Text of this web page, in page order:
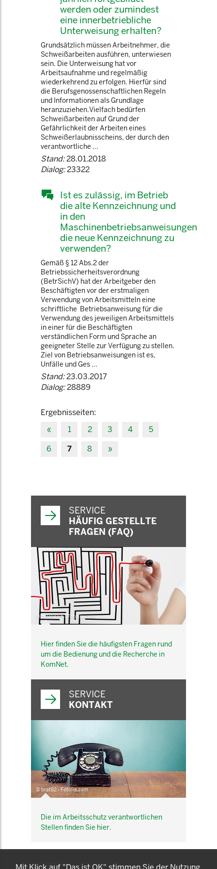
werden oder zumindest
eine innerbetriebliche
Unterweisung erhalten?
Grundsätzlich müssen Arbeitnehmer, die
Schweißarbeiten ausführen, unterwiesen
sein. Die Unterweisung hat vor
Arbeitsaufnahme und regelmäßig
wiederkehrend zu erfolgen. Hierfür sind
die Berufsgenossenschaftlichen Regeln
und Informationen als Grundlage
heranzuziehen.Vielfach bedürfen
Schweißarbeiten auf Grund der
Gefährlichkeit der Arbeiten eines
Schweißerlaubnisscheins, der durch den
verantwortliche ...
Stand:28.01.2018
Dialog:23322
Ist es zulässig, im Betrieb
die alte Kennzeichnung und
in den
Maschinenbetriebsanweisungen
die neue Kennzeichnung zu
verwenden?
Gemäß § 12 Abs.2 der
Betriebssicherheitsverordnung
(BetrSichV) hat der Arbeitgeber den
Beschäftigten vor der erstmaligen
Verwendung von Arbeitsmitteln eine
schriftliche Betriebsanweisung für die
Verwendung des jeweiligen Arbeitsmittels
in einer für die Beschäftigten
verständlichen Form und Sprache an
geeigneter Stelle zur Verfügung zu stellen.
Ziel von Betriebsanweisungen ist es,
Unfälle und Ges ...
Stand:23.03.2017
Dialog:28889
Ergebnisseiten:
«
1 2 3 4
5
6
7 8 »
SERVICE
HÄUFIG GESTELLTE
FRAGEN (FAQ)
© belekekin - Fotolia.com
Hier finden Sie die häufigsten Fragen rund
um die Bedienung und die Recherche in
KomNet.
SERVICE
KONTAKT
© brat82 - Fotolia.com
Die im Arbeitsschutz verantwortlichen
Stellen finden Sie hier.